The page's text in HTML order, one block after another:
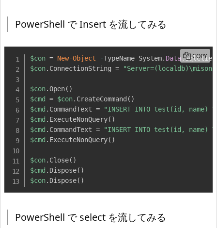
PowerShell で Insert を流してみる
$con = New-Object -TypeName System. Data .
$con. ConnectionString =
$con.Open( )
$cmd
= $con. CreateCommand ( )
$cmd . CommandText =
"INSERT INTO test(id, name)
$cmd . ExecuteNonQuery( )
$cmd . CommandText =
"INSERT INTO test(id, name)
$cmd . ExecuteNonQuery( )
$con. Close( )
$cmd . Dispose( )
$con. Dispose( )
COPY
PowerShell で select を流してみる